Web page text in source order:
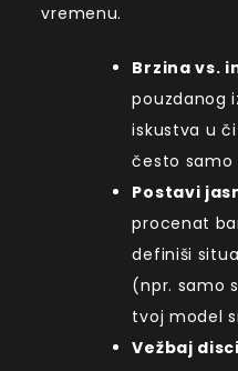
vremenu.
Brzina vs.
pouzdanog
iskustva u
često samo
Postavi
procenat
definiši
(npr. samo
tvoj model
Vežbaj